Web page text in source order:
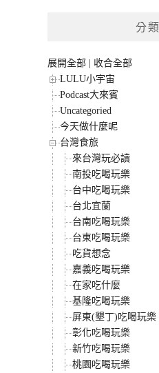
分類
展開全部
收合全部
LULU小宇宙
Podcast大來賓
Uncategoried
今天做什麼呢
台灣食旅
來台灣玩必讀
南投吃喝玩樂
台中吃喝玩樂
台北宜蘭
台南吃喝玩樂
台東吃喝玩樂
吃貨想念
嘉義吃喝玩樂
在家吃什麼
基隆吃喝玩樂
屏東(墾丁)吃喝玩樂
彰化吃喝玩樂
新竹吃喝玩樂
桃園吃喝玩樂